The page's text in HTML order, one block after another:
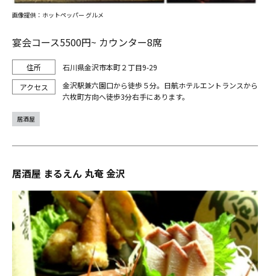
宴会コース5500円~ カウンター8席
石川県金沢市本町２丁目9-29
金沢駅兼六園口から徒歩５分。日航ホテルエントランスから
六枚町方向へ徒歩3分右手にあります。
画像提供：ホットペッパー グルメ
居酒屋
居酒屋 まるえん 丸奄 金沢